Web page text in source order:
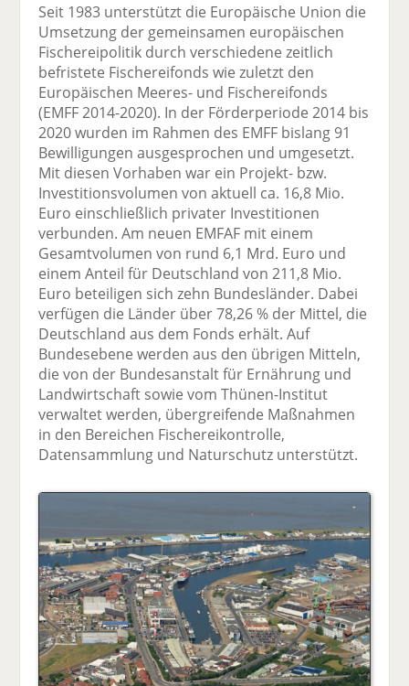
Seit 1983 unterstützt die Europäische Union die
Umsetzung der gemeinsamen europäischen
Fischereipolitik durch verschiedene zeitlich
befristete Fischereifonds wie zuletzt den
Europäischen Meeres- und Fischereifonds
(EMFF 2014-2020). In der Förderperiode 2014 bis
2020 wurden im Rahmen des EMFF bislang 91
Bewilligungen ausgesprochen und umgesetzt.
Mit diesen Vorhaben war ein Projekt- bzw.
Investitionsvolumen von aktuell ca. 16,8 Mio.
Euro einschließlich privater Investitionen
verbunden. Am neuen EMFAF mit einem
Gesamtvolumen von rund 6,1 Mrd. Euro und
einem Anteil für Deutschland von 211,8 Mio.
Euro beteiligen sich zehn Bundesländer. Dabei
verfügen die Länder über 78,26 % der Mittel, die
Deutschland aus dem Fonds erhält. Auf
Bundesebene werden aus den übrigen Mitteln,
die von der Bundesanstalt für Ernährung und
Landwirtschaft sowie vom Thünen-Institut
verwaltet werden, übergreifende Maßnahmen
in den Bereichen Fischereikontrolle,
Datensammlung und Naturschutz unterstützt.